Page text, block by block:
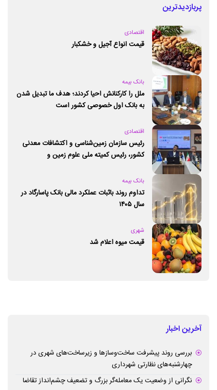
پربازدیدترین
اقتصادی
قیمت انواع آجیل و خشکبار
بانک بیمه
ملل را کارکنانش احیا کردند؛ هدف ما تبدیل شدن
به بانک اول خصوصی کشور است
اقتصادی
رئیس سازمان زمین‌شناسی و اکتشافات معدنی
کشور،‌ رئیس کمیته ملی علوم زمین و
بانک بیمه
تداوم روند باثبات عملکرد مالی بانک پاسارگاد در
سال ۱۴۰۵
شهری
قیمت میوه اعلام شد
آخرین اخبار
بررسی روند پیشرفت ساخت‌وسازها و زیرساخت‌های شهری در
چهارشنبه‌های نظارتی شهرداری
نگرانی از وضعیت یک معامله‌گر بزرگ و تضعیف چشم‌انداز تقاضا